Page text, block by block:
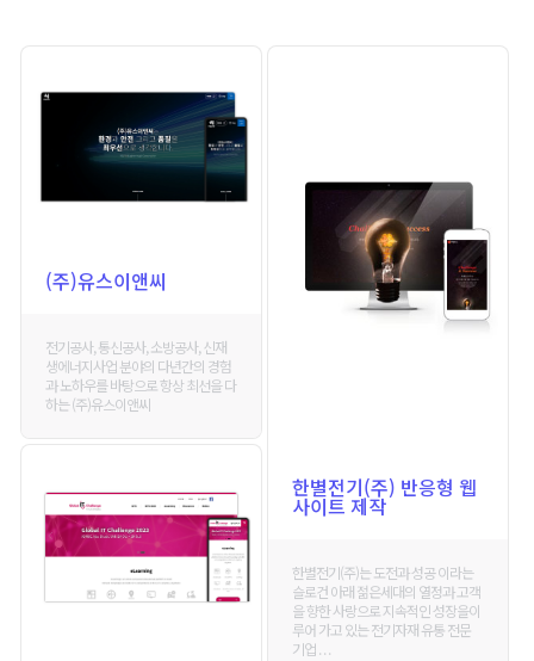
(주)유스이앤씨
전기공사, 통신공사, 소방공사, 신재
생에너지사업 분야의 다년간의 경험
과 노하우를 바탕으로 항상 최선을 다
하는 (주)유스이앤씨
한별전기(주) 반응형 웹
사이트 제작
한별전기(주)는 도전과 성공 이라는
슬로건 아래 젊은세대의 열정과 고객
을 향한 사랑으로 지속적인 성장을이
루어 가고 있는 전기자재 유통 전문
기업 . . .